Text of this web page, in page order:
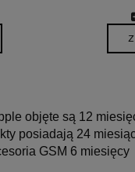
objęte są 12
posiadają 24
GSM 6 miesięcy